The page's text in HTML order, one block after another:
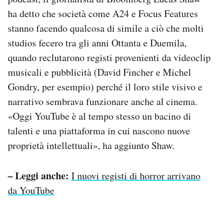
ha detto che società come A24 e Focus Features
stanno facendo qualcosa di simile a ciò che molti
studios fecero tra gli anni Ottanta e Duemila,
quando reclutarono registi provenienti da videoclip
musicali e pubblicità (David Fincher e Michel
Gondry, per esempio) perché il loro stile visivo e
narrativo sembrava funzionare anche al cinema.
«Oggi YouTube è al tempo stesso un bacino di
talenti e una piattaforma in cui nascono nuove
proprietà intellettuali», ha aggiunto Shaw.
– Leggi anche: I nuovi registi di horror arrivano
da YouTube